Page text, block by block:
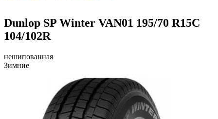
Dunlop SP Winter VAN01 195/70 R15C
104/102R
нешипованная
Зимние